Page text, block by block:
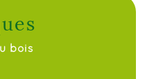
bois